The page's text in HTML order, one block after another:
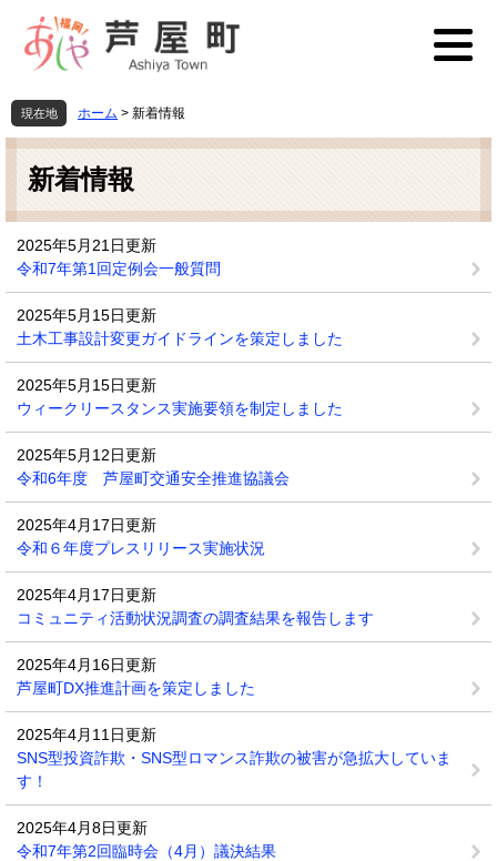
先
頭
を
飛
本
現在地 ホーム > 新着情報
本
新着情報
2025年5月21日更新
令和7年第1回定例会一般質問
2025年5月15日更新
土木工事設計変更ガイドラインを策定しました
2025年5月15日更新
ウィークリースタンス実施要領を制定しました
2025年5月12日更新
令和6年度 芦屋町交通安全推進協議会
2025年4月17日更新
令和６年度プレスリリース実施状況
2025年4月17日更新
コミュニティ活動状況調査の調査結果を報告します
2025年4月16日更新
芦屋町DX推進計画を策定しました
2025年4月11日更新
SNS型投資詐欺・SNS型ロマンス詐欺の被害が急拡大していま
す！
2025年4月8日更新
令和7年第2回臨時会（4月）議決結果